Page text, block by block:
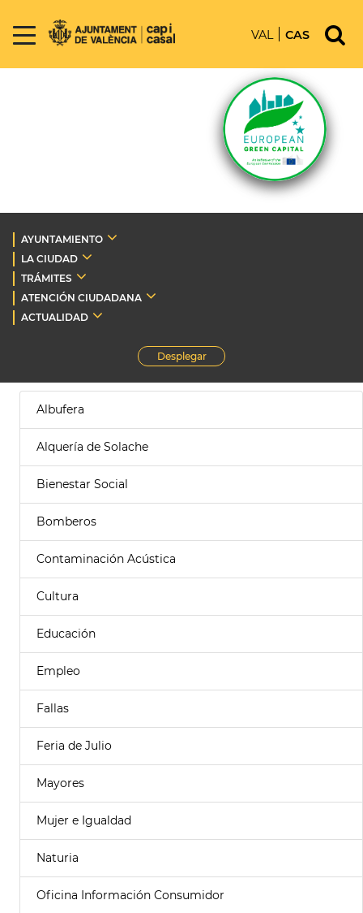
VAL CAS
AYUNTAMIENTO
LA CIUDAD
TRÁMITES
ATENCIÓN CIUDADANA
ACTUALIDAD
Desplegar
Albufera
Alquería de Solache
Bienestar Social
Bomberos
Contaminación Acústica
Cultura
Educación
Empleo
Fallas
Feria de Julio
Mayores
Mujer e Igualdad
Naturia
Oficina Información Consumidor